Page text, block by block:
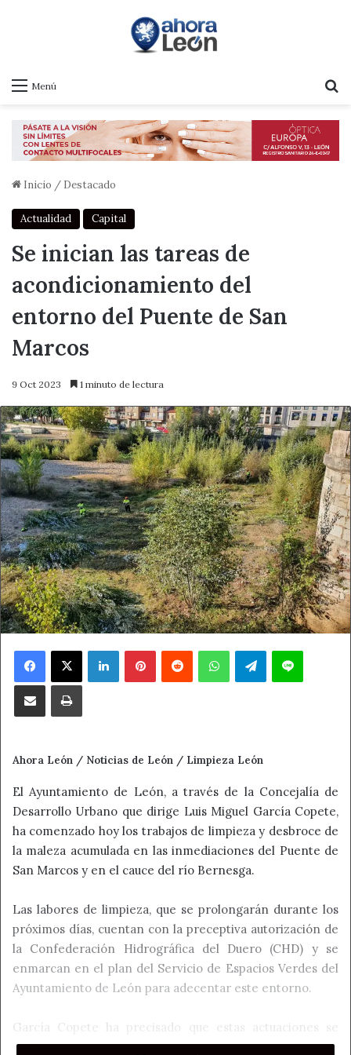
Menú
Inicio / Destacado
Actualidad Capital
Se inician las tareas de
acondicionamiento del
entorno del Puente de San
Marcos
9 Oct 2023 1 minuto de lectura
Facebook
X LinkedInPinterestReddit WhatsAppTelegramLine
Compartir por correo electrónicoImprimir
Ahora León / Noticias de León / Limpieza León
El Ayuntamiento de León, a través de la Concejalía de
Desarrollo Urbano que dirige Luis Miguel García Copete,
ha comenzado hoy los trabajos de limpieza y desbroce de
la maleza acumulada en las inmediaciones del Puente de
San Marcos y en el cauce del río Bernesga.
Las labores de limpieza, que se prolongarán durante los
próximos días, cuentan con la preceptiva autorización de
la Confederación Hidrográfica del Duero (CHD) y se
enmarcan en el plan del Servicio de Espacios Verdes del
Ayuntamiento de León para adecentar este entorno.
García Copete ha precisado que estas actuaciones se
realizan por cuestiones estéticas, dejar visible el